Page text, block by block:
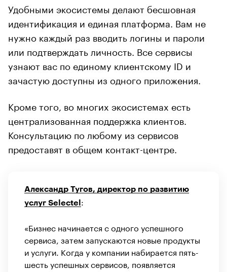
Удобными экосистемы делают бесшовная
идентификация и единая платформа. Вам не
нужно каждый раз вводить логины и пароли
или подтверждать личность. Все сервисы
узнают вас по единому клиентскому ID и
зачастую доступны из одного приложения.
Кроме того, во многих экосистемах есть
централизованная поддержка клиентов.
Консультацию по любому из сервисов
предоставят в общем контакт-центре.
Александр Тугов, директор по развитию
услуг Selectel :
«Бизнес начинается с одного успешного
сервиса, затем запускаются новые продукты
и услуги. Когда у компании набирается пять-
шесть успешных сервисов, появляется